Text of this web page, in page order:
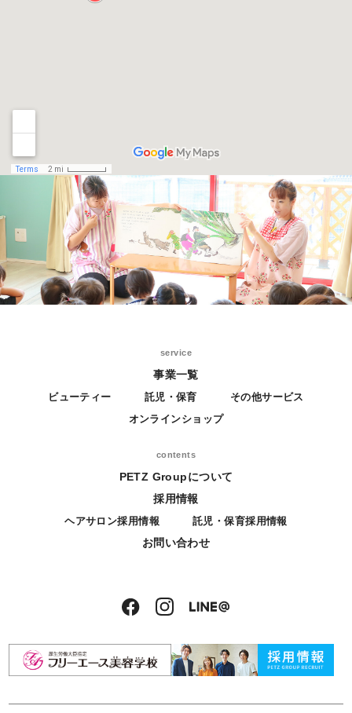
service
事業一覧
ビューティー 託児・保育
その他サービス
オンラインショップ
contents
PETZ Groupについて
採用情報
ヘアサロン採用情報 託児・保育採用情報
お問い合わせ